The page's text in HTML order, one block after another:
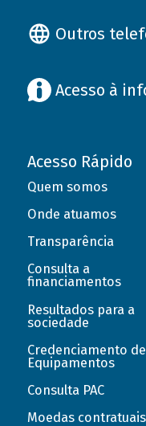
Outros
Acesso à
Acesso Rápido
Quem somos
Onde atuamos
Transparência
Consulta a
financiamentos
Resultados para a
sociedade
Credenciamento de
Equipamentos
Consulta PAC
Moedas contratuais